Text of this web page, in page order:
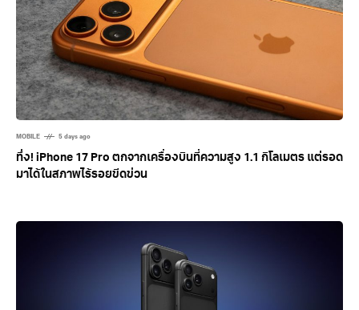
MOBILE 5 days ago
ทึ่ง! iPhone 17 Pro ตกจากเครื่องบินที่ความสูง 1.1 กิโลเมตร แต่รอด
มาได้ในสภาพไร้รอยขีดข่วน